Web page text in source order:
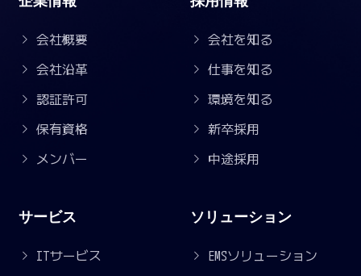
会社概要
会社沿革
認証許可
保有資格
メンバー
会社を知る
仕事を知る
環境を知る
新卒採用
中途採用
サービス
ITサービス
ソリューション
EMSソリューション